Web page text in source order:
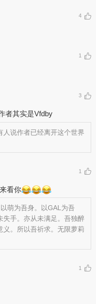
4
1
3
者其实是Vfdby
人说作者已经离开这个世界
1
看你
萌为吾身。以GAL为吾
失手。亦从未满足。吾独醉
义。所以吾祈求。无限萝莉
1